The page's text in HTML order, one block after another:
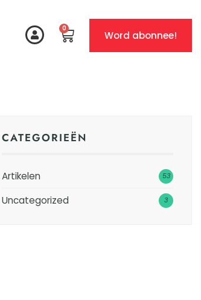
0
Word abonnee!
CATEGORIEËN
Artikelen 53
Uncategorized 3